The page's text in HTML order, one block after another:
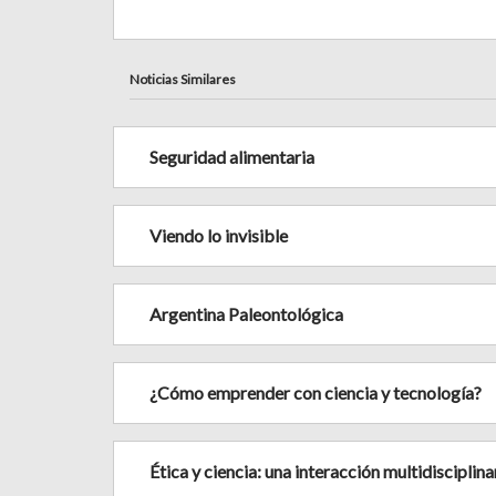
Noticias Similares
Seguridad alimentaria
Viendo lo invisible
Argentina Paleontológica
¿Cómo emprender con ciencia y tecnología?
Ética y ciencia: una interacción